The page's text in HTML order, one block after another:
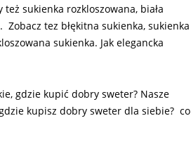
sukienka rozkloszowana, biała
. Zobacz tez błękitna sukienka, sukienka
sukienka. Jak elegancka
gdzie kupić dobry sweter? Nasze
kupisz dobry sweter dla siebie? co